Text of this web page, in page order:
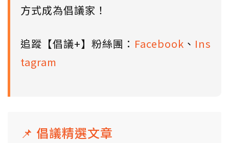
方式成為倡議家！
追蹤【倡議+】粉絲團： Facebook 、 Ins
tagram
📌 倡議精選文章